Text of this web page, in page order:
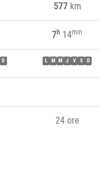
577km
7h 14min
D L M M J V S D
24 ore